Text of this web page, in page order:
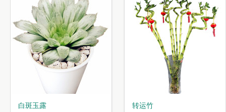
白斑玉露 转运竹